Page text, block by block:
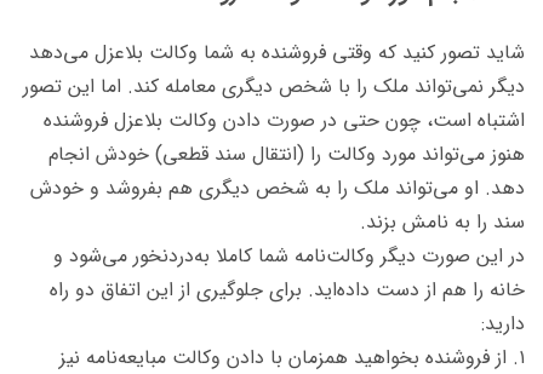
شاید تصور کنید که وقتی فروشنده به شما وکالت بلاعزل می‌دهد
دیگر نمی‌تواند ملک را با شخص دیگری معامله کند. اما این تصور
اشتباه است، چون حتی در صورت دادن وکالت بلاعزل فروشنده
هنوز می‌تواند مورد وکالت را (انتقال سند قطعی) خودش انجام
دهد. او می‌تواند ملک را به شخص دیگری هم بفروشد و خودش
سند را به نامش بزند.
در این صورت دیگر وکالت‌نامه‌ شما کاملا به‌درد‌نخور می‌شود و
خانه را هم از دست داده‌اید. برای جلوگیری از این اتفاق دو راه
دارید:
۱. از فروشنده بخواهید همزمان با دادن وکالت مبایعه‌نامه نیز